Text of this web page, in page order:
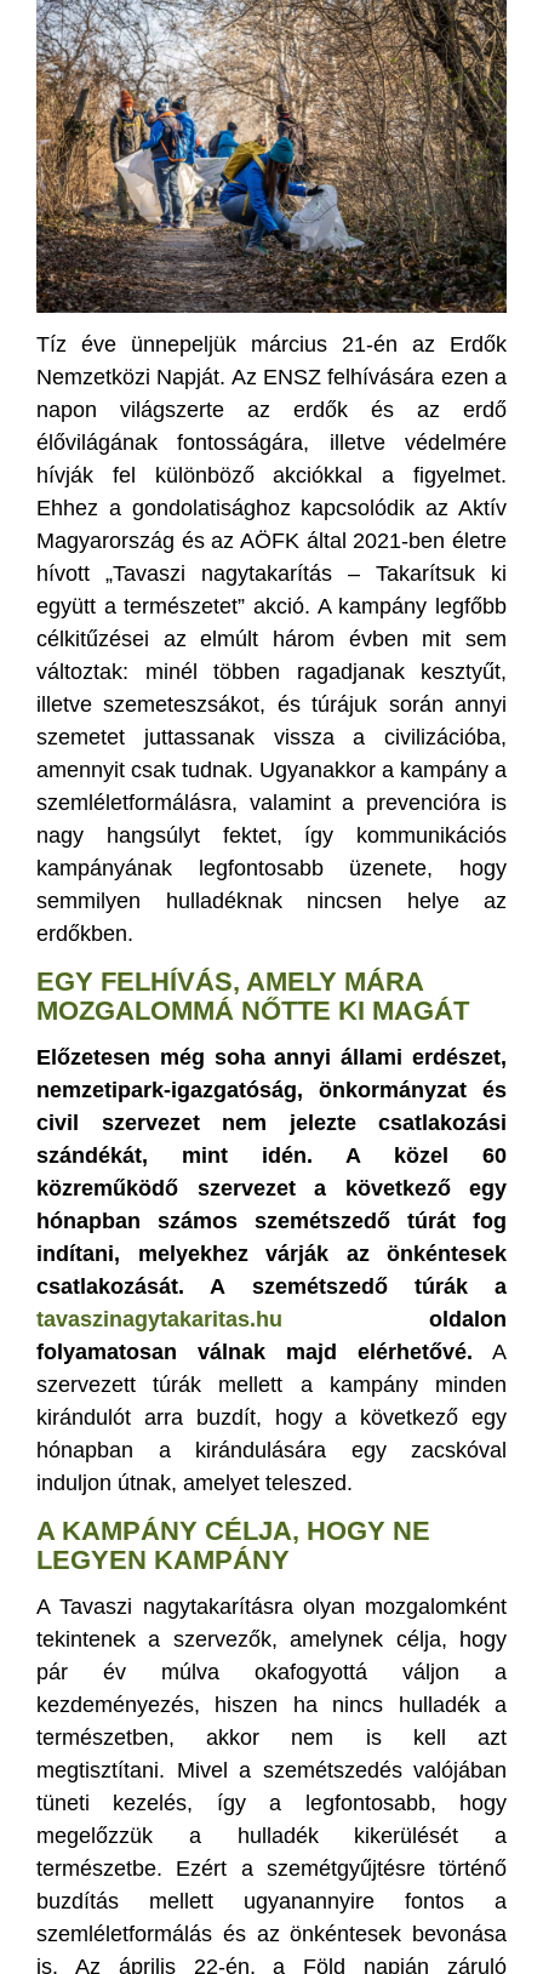
Tíz éve ünnepeljük március 21-én az Erdők
Nemzetközi Napját. Az ENSZ felhívására ezen a
napon világszerte az erdők és az erdő
élővilágának fontosságára, illetve védelmére
hívják fel különböző akciókkal a figyelmet.
Ehhez a gondolatisághoz kapcsolódik az Aktív
Magyarország és az AÖFK által 2021-ben életre
hívott „Tavaszi nagytakarítás – Takarítsuk ki
együtt a természetet” akció. A kampány legfőbb
célkitűzései az elmúlt három évben mit sem
változtak: minél többen ragadjanak kesztyűt,
illetve szemeteszsákot, és túrájuk során annyi
szemetet juttassanak vissza a civilizációba,
amennyit csak tudnak. Ugyanakkor a kampány a
szemléletformálásra, valamint a prevencióra is
nagy hangsúlyt fektet, így kommunikációs
kampányának legfontosabb üzenete, hogy
semmilyen hulladéknak nincsen helye az
erdőkben.
EGY FELHÍVÁS, AMELY MÁRA
MOZGALOMMÁ NŐTTE KI MAGÁT
Előzetesen még soha annyi állami erdészet,
nemzetipark-igazgatóság, önkormányzat és
civil szervezet nem jelezte csatlakozási
szándékát, mint idén. A közel 60
közreműködő szervezet a következő egy
hónapban számos szemétszedő túrát fog
indítani, melyekhez várják az önkéntesek
csatlakozását. A szemétszedő túrák a
tavaszinagytakaritas.hu oldalon
folyamatosan válnak majd elérhetővé. A
szervezett túrák mellett a kampány minden
kirándulót arra buzdít, hogy a következő egy
hónapban a kirándulására egy zacskóval
induljon útnak, amelyet teleszed.
A KAMPÁNY CÉLJA, HOGY NE
LEGYEN KAMPÁNY
A Tavaszi nagytakarításra olyan mozgalomként
tekintenek a szervezők, amelynek célja, hogy
pár év múlva okafogyottá váljon a
kezdeményezés, hiszen ha nincs hulladék a
természetben, akkor nem is kell azt
megtisztítani. Mivel a szemétszedés valójában
tüneti kezelés, így a legfontosabb, hogy
megelőzzük a hulladék kikerülését a
természetbe. Ezért a szemétgyűjtésre történő
buzdítás mellett ugyanannyire fontos a
szemléletformálás és az önkéntesek bevonása
is. Az április 22-én, a Föld napján záruló